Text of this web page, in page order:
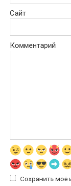
Сайт
Комментарий
Сохранить моё